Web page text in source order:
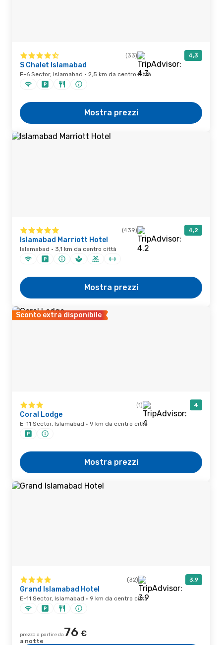
(33) 4,3
S Chalet Islamabad
F-6 Sector, Islamabad · 2,5 km da centro città
Mostra prezzi
(439) 4,2
Islamabad Marriott Hotel
Islamabad · 3,1 km da centro città
Mostra prezzi
Sconto extra disponibile
(1) 4
Coral Lodge
E-11 Sector, Islamabad · 9 km da centro città
Mostra prezzi
(32) 3,9
Grand Islamabad Hotel
E-11 Sector, Islamabad · 9 km da centro città
prezzo a partire da76 €
a notte